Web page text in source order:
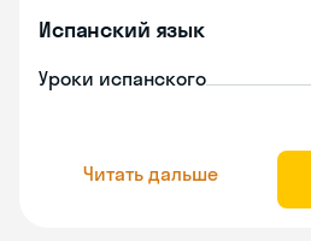
Испанский язык
Уроки испанского
Читать дальше